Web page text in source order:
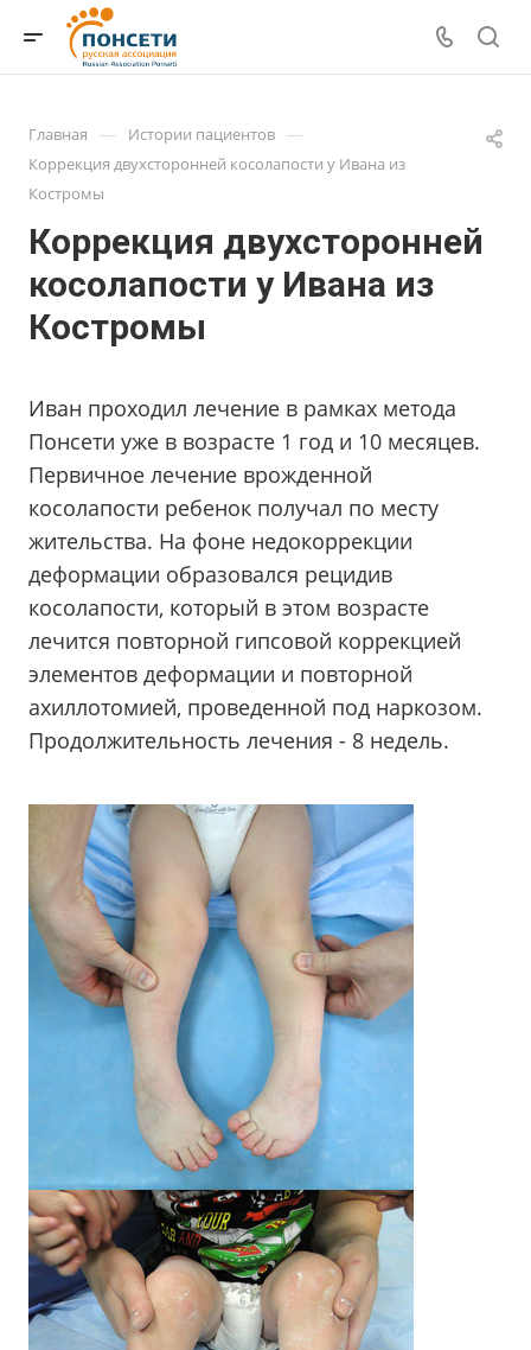
Главная — Истории пациентов —
Коррекция двухсторонней косолапости у Ивана из
Костромы
Коррекция двухсторонней
косолапости у Ивана из
Костромы
Иван проходил лечение в рамках метода
Понсети уже в возрасте 1 год и 10 месяцев.
Первичное лечение врожденной
косолапости ребенок получал по месту
жительства. На фоне недокоррекции
деформации образовался рецидив
косолапости, который в этом возрасте
лечится повторной гипсовой коррекцией
элементов деформации и повторной
ахиллотомией, проведенной под наркозом.
Продолжительность лечения - 8 недель.